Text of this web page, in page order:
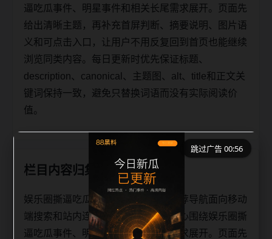
逼吃瓜事件、明星事件和相关长尾需求展开。页面先
给出清晰主题，再补充首屏判断、摘要说明、图片语
义和可点击入口，让用户不用反复回到首页也能继续
浏览同类内容。每日更新时优先保证标题、
description、canonical、主题图、alt、title和正文关
键词保持一致，避免只替换词语而没有实际阅读价
值。
栏目内容归集
娱乐圈撕逼吃瓜事件明星事件同类推荐导航面向移动
端搜索和站内连续阅读场景整理，核心围绕娱乐圈撕
逼吃瓜事件、明星事件和相关长尾需求展开。页面先
跳过广告 00:56